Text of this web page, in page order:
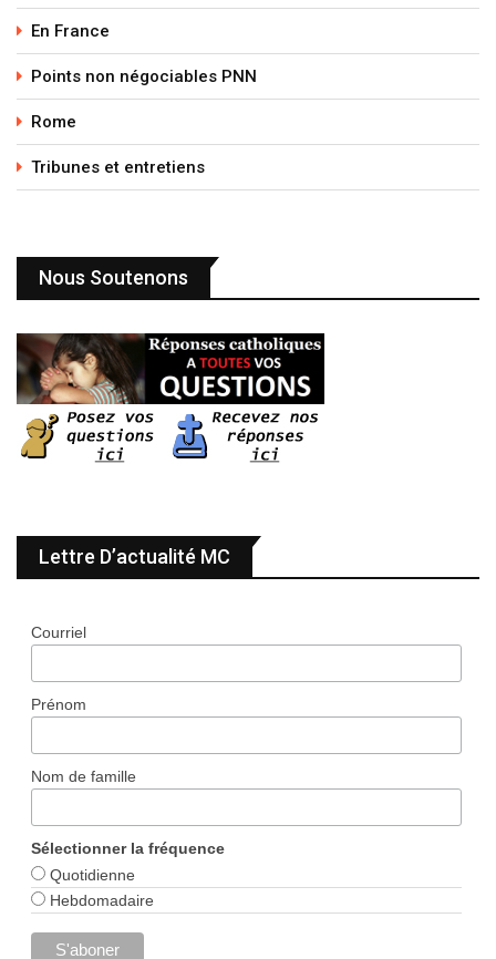
En France
Points non négociables PNN
Rome
Tribunes et entretiens
Nous Soutenons
Lettre D’actualité MC
Courriel
Prénom
Nom de famille
Sélectionner la fréquence
Quotidienne
Hebdomadaire